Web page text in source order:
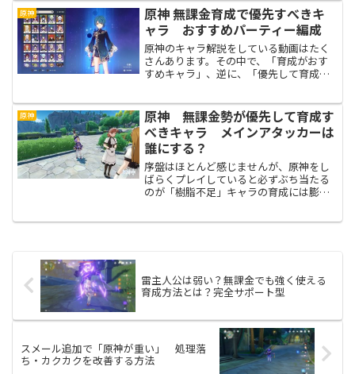
であろうことがあるので紹介します。
原神
原神 無課金育成で優先すべきキ
ャラ おすすめパーティー編成
原神のキャラ解説をしている動画はたく
さんあります。その中で、「育成がおす
すめキャラ」、逆に、「優先して育成し
知っておいた方が良いのは、動画で言っ
ているおすすめキャラのほ...
原神
原神 無課金勢が優先して育成す
べきキャラ メインアタッカーは
誰にする？
序盤はほとんど感じませんが、原神をし
ばらくプレイしていると必ずぶち当たる
のが「樹脂不足」キャラの育成には膨大
雷主人公は弱い？無課金でも強く使える
育成方法とは？完全サポート型
スメール追加で「原神が重い」 処理落
ち・カクカクを改善する方法